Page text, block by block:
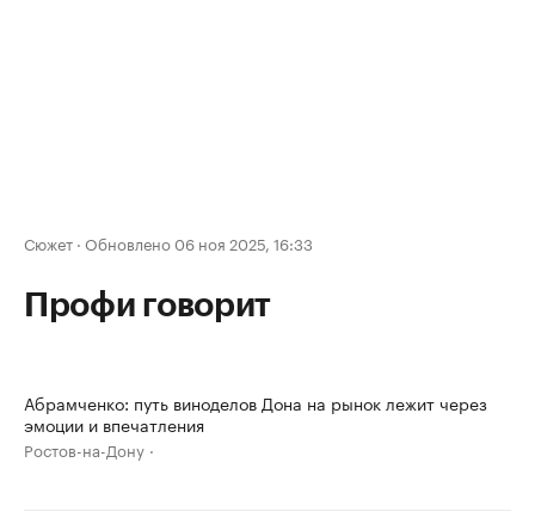
Сюжет · Обновлено 06 ноя 2025, 16:33
Профи говорит
Абрамченко: путь виноделов Дона на рынок лежит через
эмоции и впечатления
Ростов-на-Дону